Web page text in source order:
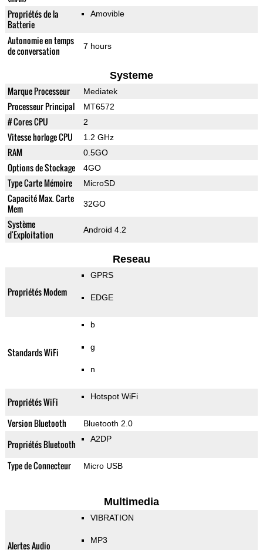
Propriétés de la
Batterie
Amovible
Autonomie en temps
de conversation
7 hours
Systeme
Marque Processeur Mediatek
Processeur Principal MT6572
# Cores CPU 2
Vitesse horloge CPU 1.2 GHz
RAM 0.5GO
Options de Stockage 4GO
Type Carte Mémoire MicroSD
Capacité Max. Carte
Mem
32GO
Système
d'Exploitation
Android 4.2
Reseau
Propriétés Modem
GPRS
EDGE
Standards WiFi
b
g
n
Propriétés WiFi Hotspot WiFi
Version Bluetooth Bluetooth 2.0
Propriétés Bluetooth A2DP
Type de Connecteur Micro USB
Multimedia
Alertes Audio
VIBRATION
MP3